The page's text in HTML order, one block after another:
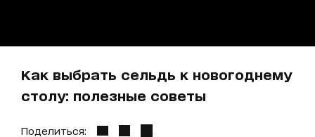
Как выбрать сельдь к новогоднему
столу: полезные советы
Поделиться: